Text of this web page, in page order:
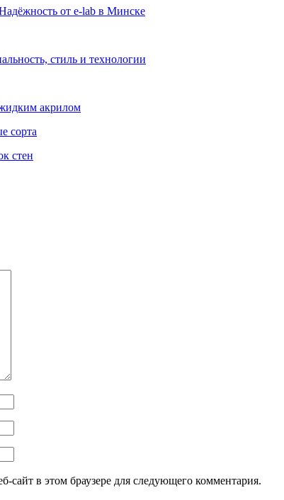
от e-lab в Минске
стиль и технологии
акрилом
сорта
стен
сайт в этом браузере для следующего комментария.